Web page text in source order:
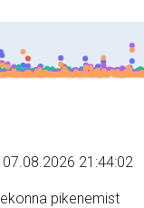
21:44:02
pikenemist